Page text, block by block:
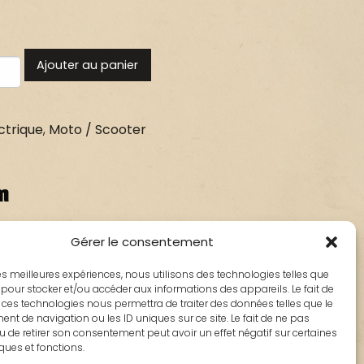
Gérer le consentement
meilleures expériences, nous utilisons des technologies telles que
stocker et/ou accéder aux informations des appareils. Le fait de
technologies nous permettra de traiter des données telles que le
de navigation ou les ID uniques sur ce site. Le fait de ne pas
de retirer son consentement peut avoir un effet négatif sur certaines
et fonctions.
Ajouter au panier
, Moto / Scooter
Tweet 50cc de 2010 à 2017